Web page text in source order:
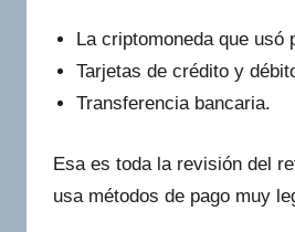
La criptomoneda que usó
Tarjetas de crédito y
Transferencia bancaria.
Esa es toda la revisión del
usa métodos de pago muy